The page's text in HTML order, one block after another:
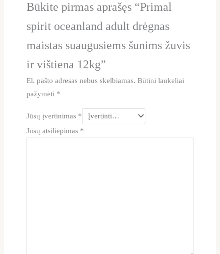
Būkite pirmas aprašęs “Primal
spirit oceanland adult drėgnas
maistas suaugusiems šunims žuvis
ir vištiena 12kg”
El. pašto adresas nebus skelbiamas. Būtini laukeliai
pažymėti *
Jūsų įvertinimas *
Jūsų atsiliepimas *